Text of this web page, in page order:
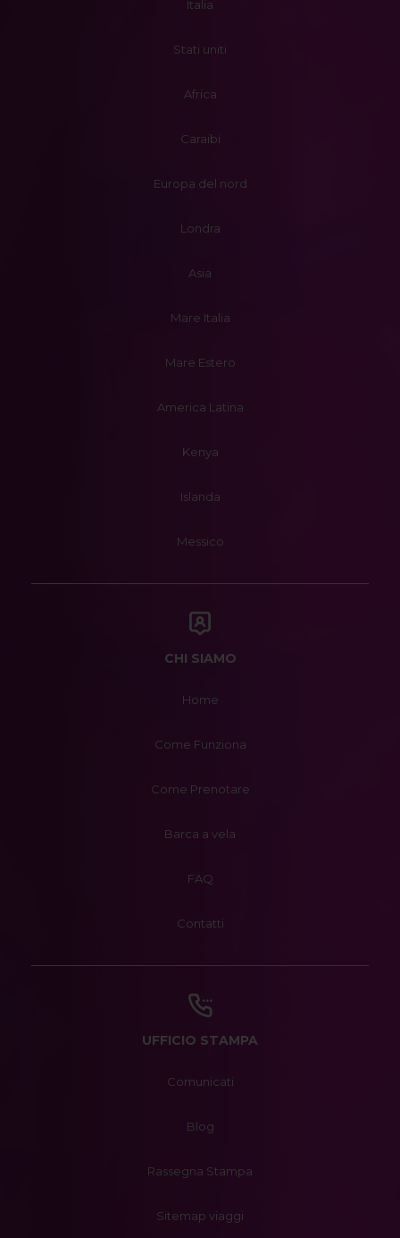
Italia
Stati uniti
Africa
Caraibi
Europa del nord
Londra
Asia
Mare Italia
Mare Estero
America Latina
Kenya
Islanda
Messico
CHI SIAMO
Home
Come Funziona
Come Prenotare
Barca a vela
FAQ
Contatti
UFFICIO STAMPA
Comunicati
Blog
Rassegna Stampa
Sitemap viaggi